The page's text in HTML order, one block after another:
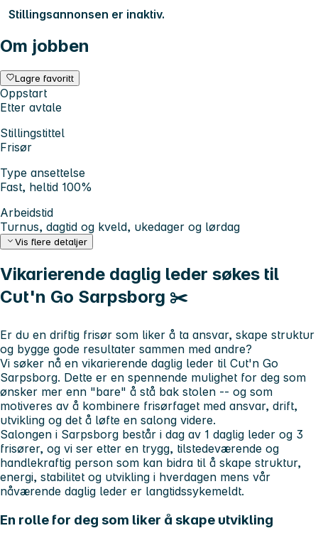
Stillingsannonsen er inaktiv.
Om jobben
Lagre favoritt
Oppstart
Etter avtale
Stillingstittel
Frisør
Type ansettelse
Fast, heltid 100%
Arbeidstid
Turnus, dagtid og kveld, ukedager og lørdag
Vis flere detaljer
Vikarierende daglig leder søkes til
Cut'n Go Sarpsborg ✂️
Er du en driftig frisør som liker å ta ansvar, skape struktur
og bygge gode resultater sammen med andre?
Vi søker nå en vikarierende daglig leder til Cut'n Go
Sarpsborg. Dette er en spennende mulighet for deg som
ønsker mer enn "bare" å stå bak stolen -- og som
motiveres av å kombinere frisørfaget med ansvar, drift,
utvikling og det å løfte en salong videre.
Salongen i Sarpsborg består i dag av 1 daglig leder og 3
frisører, og vi ser etter en trygg, tilstedeværende og
handlekraftig person som kan bidra til å skape struktur,
energi, stabilitet og utvikling i hverdagen mens vår
nåværende daglig leder er langtidssykemeldt.
En rolle for deg som liker å skape utvikling